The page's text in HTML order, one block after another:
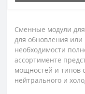
Сменные модули
для обновления или
необходимости
ассортименте
мощностей и типов
нейтрального и